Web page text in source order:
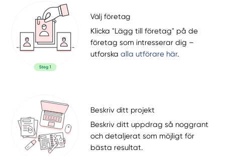
Välj företag
Klicka "Lägg till företag" på de
företag som intresserar dig –
utforskaalla utförare här.
Beskriv ditt projekt
Beskriv ditt uppdrag så noggrant
och detaljerat som möjligt för
bästa resultat.